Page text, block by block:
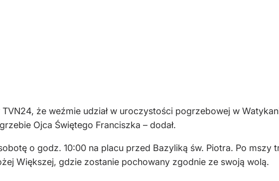
że weźmie udział w uroczystości pogrzebowej w
Ojca Świętego Franciszka – dodał.
o godz. 10:00 na placu przed Bazyliką św. Piotra. Po mszy
Większej, gdzie zostanie pochowany zgodnie ze swoją wolą.